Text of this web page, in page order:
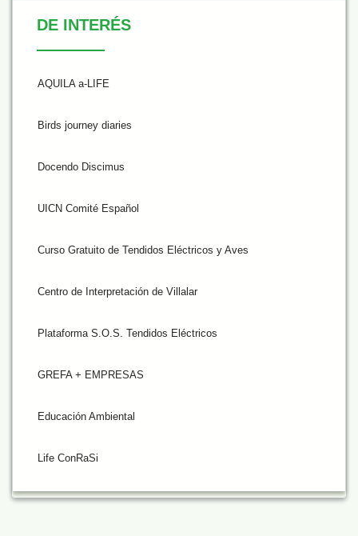
DE INTERÉS
AQUILA a-LIFE
Birds journey diaries
Docendo Discimus
UICN Comité Español
Curso Gratuito de Tendidos Eléctricos y Aves
Centro de Interpretación de Villalar
Plataforma S.O.S. Tendidos Eléctricos
GREFA + EMPRESAS
Educación Ambiental
Life ConRaSi